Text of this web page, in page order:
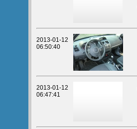
2013-01-12
06:50:40
2013-01-12
06:47:41